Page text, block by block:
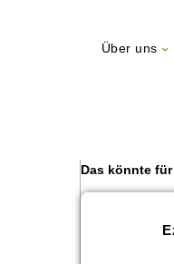
Über uns
Das könnte